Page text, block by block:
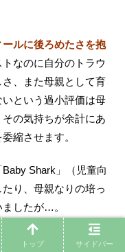
ールに後ろめたさを抱
なのに自分のトラウ
、また母親として育
という過小評価は母
の気持ちが余計にあ
縮させます。
Shark」（児童向
り、母親なりの培っ
したが…。
まれたことで、 図ら
トップ サイドバー